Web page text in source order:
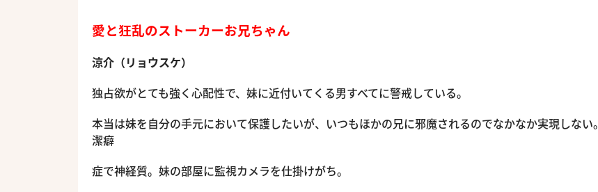
愛と狂乱のストーカーお兄ちゃん
涼介（リョウスケ）
独占欲がとても強く心配性で、妹に近付いてくる男すべてに警戒している。
本当は妹を自分の手元において保護したいが、いつもほかの兄に邪魔されるのでなかなか実現しない。
潔癖
症で神経質。妹の部屋に監視カメラを仕掛けがち。